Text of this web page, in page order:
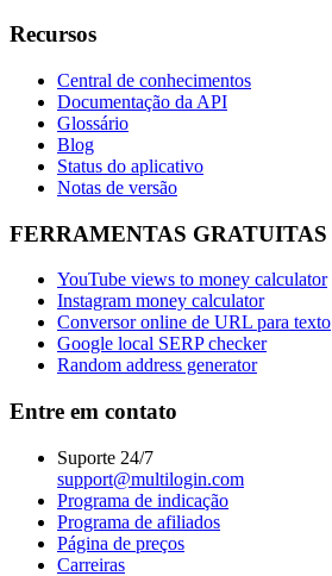
Recursos
Central de conhecimentos
Documentação da API
Glossário
Blog
Status do aplicativo
Notas de versão
FERRAMENTAS GRATUITAS
YouTube views to money calculator
Instagram money calculator
Conversor online de URL para texto
Google local SERP checker
Random address generator
Entre em contato
Suporte 24/7
support@multilogin.com
Programa de indicação
Programa de afiliados
Página de preços
Carreiras